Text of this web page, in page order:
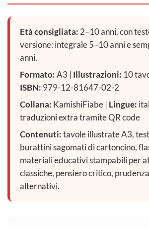
Età consigliata: 2–10 anni, con
versione: integrale 5–10 anni e
anni.
Formato:A3 | Illustrazioni: 10
ISBN: 979-12-81647-02-2
Collana: KamishiFiabe | Lingue:
traduzioni extra tramite QR code
Contenuti:tavole illustrate A3,
burattini sagomati di cartoncino,
materiali educativi stampabili per
classiche, pensiero critico,
alternativi.